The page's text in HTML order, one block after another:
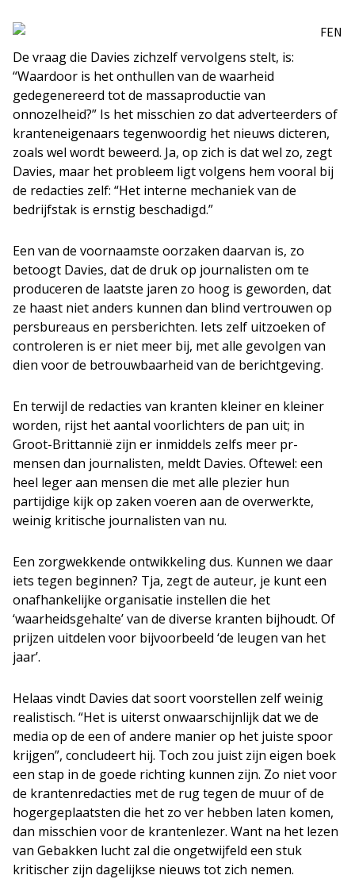
De vraag die Davies zichzelf vervolgens stelt, is:
“Waardoor is het onthullen van de waarheid
gedegenereerd tot de massaproductie van
onnozelheid?” Is het misschien zo dat adverteerders of
kranteneigenaars tegenwoordig het nieuws dicteren,
zoals wel wordt beweerd. Ja, op zich is dat wel zo, zegt
Davies, maar het probleem ligt volgens hem vooral bij
de redacties zelf: “Het interne mechaniek van de
bedrijfstak is ernstig beschadigd.”
Een van de voornaamste oorzaken daarvan is, zo
betoogt Davies, dat de druk op journalisten om te
produceren de laatste jaren zo hoog is geworden, dat
ze haast niet anders kunnen dan blind vertrouwen op
persbureaus en persberichten. Iets zelf uitzoeken of
controleren is er niet meer bij, met alle gevolgen van
dien voor de betrouwbaarheid van de berichtgeving.
En terwijl de redacties van kranten kleiner en kleiner
worden, rijst het aantal voorlichters de pan uit; in
Groot-Brittannië zijn er inmiddels zelfs meer pr-
mensen dan journalisten, meldt Davies. Oftewel: een
heel leger aan mensen die met alle plezier hun
partijdige kijk op zaken voeren aan de overwerkte,
weinig kritische journalisten van nu.
Een zorgwekkende ontwikkeling dus. Kunnen we daar
iets tegen beginnen? Tja, zegt de auteur, je kunt een
onafhankelijke organisatie instellen die het
‘waarheidsgehalte’ van de diverse kranten bijhoudt. Of
prijzen uitdelen voor bijvoorbeeld ‘de leugen van het
jaar’.
Helaas vindt Davies dat soort voorstellen zelf weinig
realistisch. “Het is uiterst onwaarschijnlijk dat we de
media op de een of andere manier op het juiste spoor
krijgen”, concludeert hij. Toch zou juist zijn eigen boek
een stap in de goede richting kunnen zijn. Zo niet voor
de krantenredacties met de rug tegen de muur of de
hogergeplaatsten die het zo ver hebben laten komen,
dan misschien voor de krantenlezer. Want na het lezen
van Gebakken lucht zal die ongetwijfeld een stuk
kritischer zijn dagelijkse nieuws tot zich nemen.